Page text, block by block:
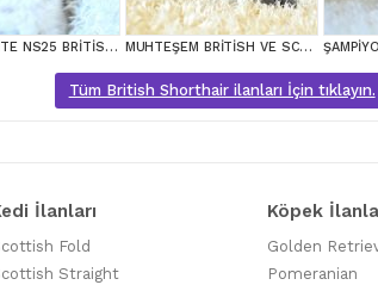
SHOW KALİTE NS25 BRİTİSH SHORTHAİR YAVRUMUZ DİŞİ MUHTEŞEM BRİTİSH VE SCOTTİSH YAVRULAR
Tüm British Shorthair ilanları İçin tıklayın.
İlanları
Fold
Straight
Köpek
Golden
Pomeranian